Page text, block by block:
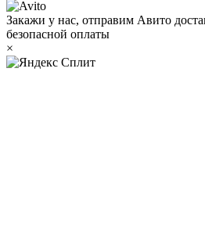
Закажи у нас, отправим Авито
безопасной оплаты
×